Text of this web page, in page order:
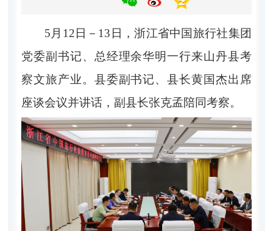
5月12日－13日，浙江省中国旅行社集团
党委副书记、总经理余华明一行来山丹县考
察文旅产业。县委副书记、县长黄国杰出席
座谈会议并讲话，副县长张克孟陪同考察。